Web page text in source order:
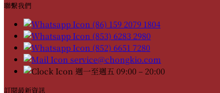
聯繫我們
(86) 159 2079 1804
(853) 6283 2980
(852) 6651 7280
service@chongkio.com
週一至週五 09:00 – 20:00
訂閱最新資訊